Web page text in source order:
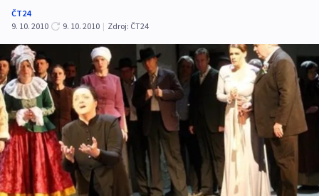
ČT24
9. 10. 2010
9. 10. 2010 | Zdroj: ČT24